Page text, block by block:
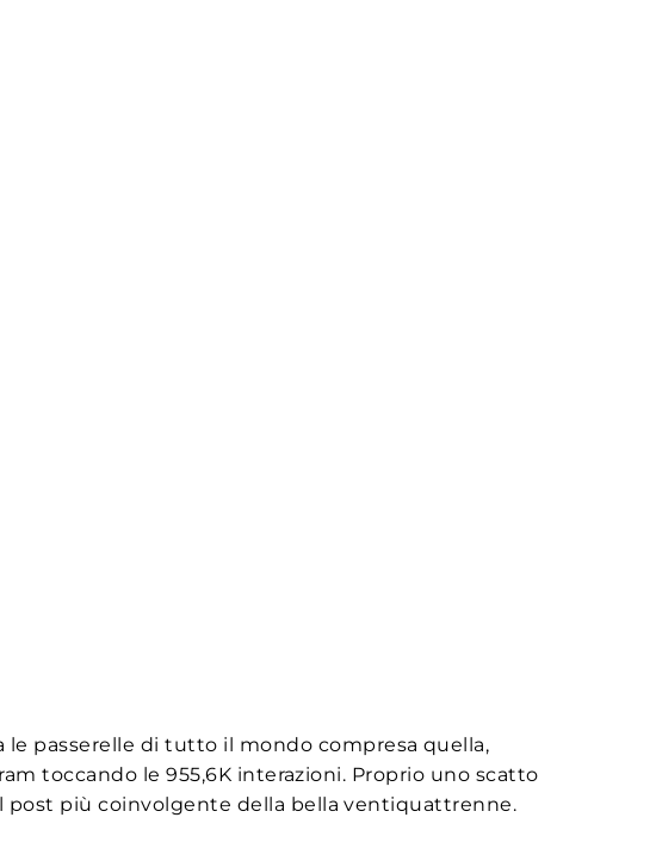
le passerelle di tutto il mondo compresa quella,
toccando le 955,6K interazioni. Proprio uno scatto
post più coinvolgente della bella ventiquattrenne.